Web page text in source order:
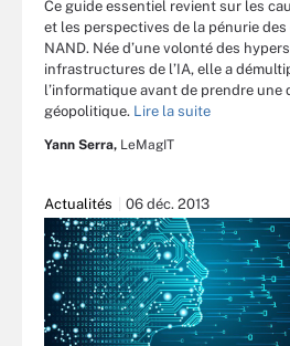
Ce guide essentiel revient sur les
et les perspectives de la pénurie
NAND. Née d’une volonté des
infrastructures de l’IA, elle a
l’informatique avant de prendre une
géopolitique. Lire la suite
Yann Serra, LeMagIT
Actualités 06 déc. 2013